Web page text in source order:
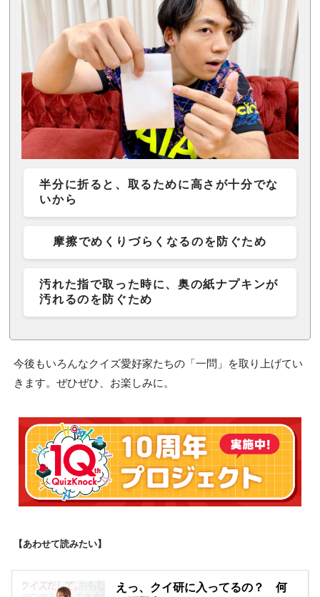
半分に折ると、取るために高さが十分でな
いから
摩擦でめくりづらくなるのを防ぐため
汚れた指で取った時に、奥の紙ナプキンが
汚れるのを防ぐため
今後もいろんなクイズ愛好家たちの「一問」を取り上げてい
きます。ぜひぜひ、お楽しみに。
【あわせて読みたい】
えっ、クイ研に入ってるの？ 何